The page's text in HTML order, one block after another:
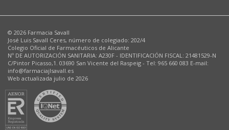
© 2026 Farmacia Savall
José Luis Savall Ceres, número de colegiado: 202/4
Colegio Oficial de Farmacéuticos de Alicante
Nº DE AUTORIZACIÓN SANITARIA: A230F - IDENTIFICACIÓN FISCAL: 21481529-N
C/Pintor Picasso,1. 03690 San Vicente del Raspeig - Tel: 965 660 083 E-mail:
info@farmaciajlsavall.es
Web actualizada julio de 2026